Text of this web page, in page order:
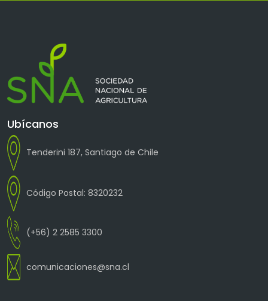
Ubícanos
Tenderini 187, Santiago de Chile
Código Postal: 8320232
(+56) 2 2585 3300
comunicaciones@sna.cl